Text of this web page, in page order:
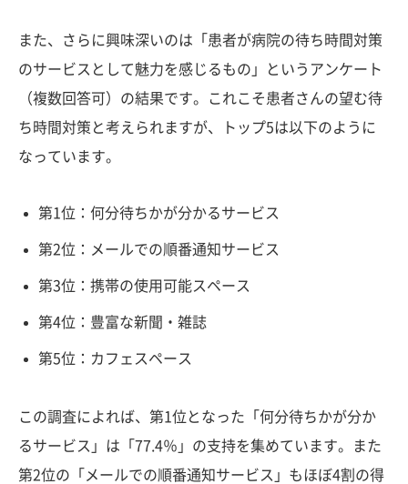
また、さらに興味深いのは「患者が病院の待ち時間対策
のサービスとして魅力を感じるもの」というアンケート
（複数回答可）の結果です。これこそ患者さんの望む待
ち時間対策と考えられますが、トップ5は以下のように
なっています。
第1位：何分待ちかが分かるサービス
第2位：メールでの順番通知サービス
第3位：携帯の使用可能スペース
第4位：豊富な新聞・雑誌
第5位：カフェスペース
この調査によれば、第1位となった「何分待ちかが分か
るサービス」は「77.4％」の支持を集めています。また
第2位の「メールでの順番通知サービス」もほぼ4割の得